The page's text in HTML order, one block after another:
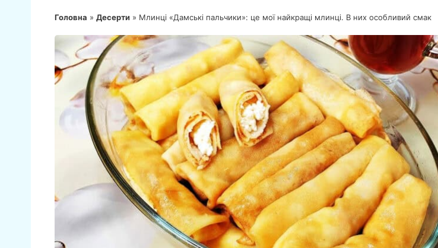
Головна » Десерти » Млинці «Дамські пальчики»: це мої найкращі млинці. В них особливий смак